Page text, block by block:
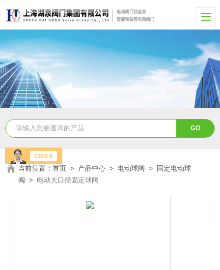
当前位置：首页 > 产品中心 > 电动球阀 > 固定电动球
阀 > 电动大口径固定球阀